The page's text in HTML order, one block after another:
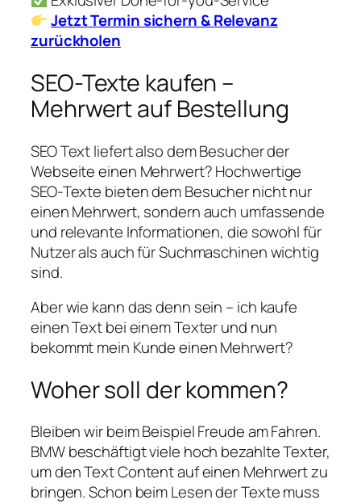
Jetzt Termin sichern & Relevanz
zurückholen
SEO-Texte kaufen –
Mehrwert auf Bestellung
SEO Text liefert also dem Besucher der
Webseite einen Mehrwert? Hochwertige
SEO-Texte bieten dem Besucher nicht nur
einen Mehrwert, sondern auch umfassende
und relevante Informationen, die sowohl für
Nutzer als auch für Suchmaschinen wichtig
sind.
Aber wie kann das denn sein – ich kaufe
einen Text bei einem Texter und nun
bekommt mein Kunde einen Mehrwert?
Woher soll der kommen?
Bleiben wir beim Beispiel Freude am Fahren.
BMW beschäftigt viele hoch bezahlte Texter,
um den Text Content auf einen Mehrwert zu
bringen. Schon beim Lesen der Texte muss